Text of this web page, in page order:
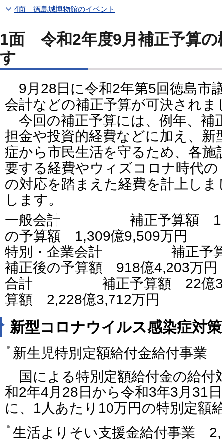
4面 徳島城博物館のイベント
1面 令和2年度9月補正予算の
す
9月28日に令和2年第5回徳島市
会計などの補正予算が可決されま
今回の補正予算には、例年、補
担金や投資的経費などに加え、
症から市民生活を守るため、各施
要する経費やウィズコロナ時代
の対応を踏まえた経費を計上し
します。
一般会計 補正予算額 11
の予算額 1,309億9,509万円
特別・企業会計 補正予算
補正後の予算額 918億4,203万円
合計 補正予算額 22億
算額 2,228億3,712万円
新型コロナウイルス感染症対策
新生児特別定額給付金給付事業
国による特別定額給付金の給付
和2年4月28日から令和3年3月31
に、1人あたり10万円の特別定額
生活よりそい支援金給付事業